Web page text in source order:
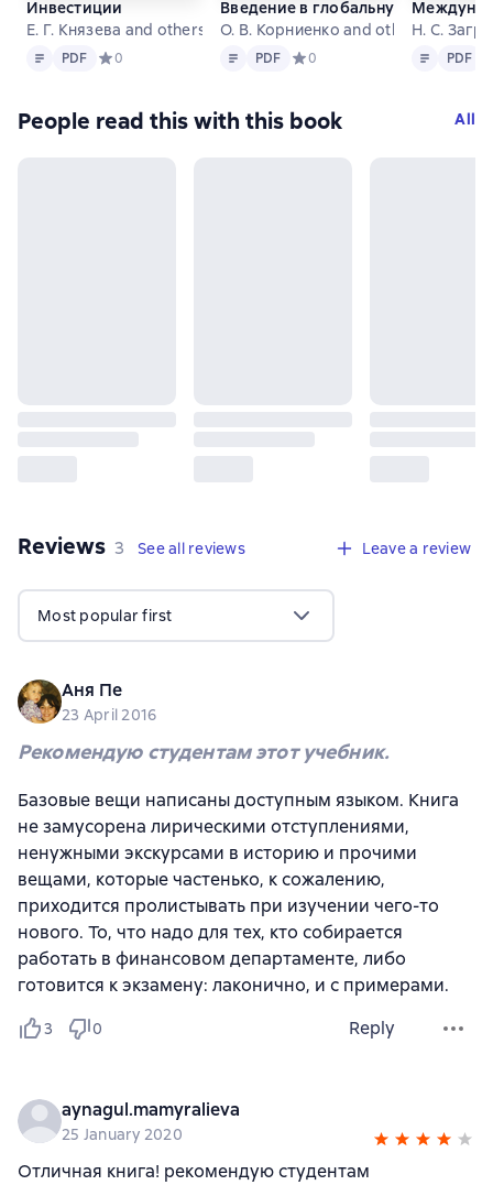
Инвестиции
Е. Г. Князева and others
Text PDF
PDF Средний рейтинг 0 на основе 0 оценок
0
Введение в глобальную
О. В. Корниенко and others
Text PDF
PDF Средний рейтинг 0 на основе
0
Н. С.
Text PDF
PDF
People read this with this book All
Reviews 3 reviews
3 See all reviews Leave a review
Most popular first
Аня Пе
23 April 2016
Рекомендую студентам этот учебник.
Базовые вещи написаны доступным языком. Книга
не замусорена лирическими отступлениями,
ненужными экскурсами в историю и прочими
вещами, которые частенько, к сожалению,
приходится пролистывать при изучении чего-то
нового. То, что надо для тех, кто собирается
работать в финансовом департаменте, либо
готовится к экзамену: лаконично, и с примерами.
3 0 Reply
aynagul.mamyralieva
25 January 2020
Отличная книга! рекомендую студентам